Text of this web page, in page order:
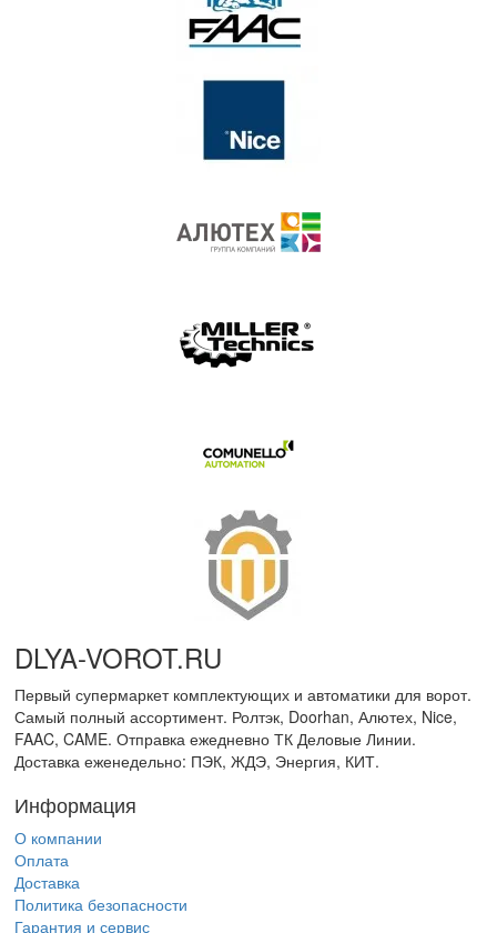
DLYA-VOROT.RU
Первый супермаркет комплектующих и автоматики для ворот.
Самый полный ассортимент. Ролтэк, Doorhan, Алютех, Nice,
FAAC, CAME. Отправка ежедневно ТК Деловые Линии.
Доставка еженедельно: ПЭК, ЖДЭ, Энергия, КИТ.
Информация
О компании
Оплата
Доставка
Политика безопасности
Гарантия и сервис